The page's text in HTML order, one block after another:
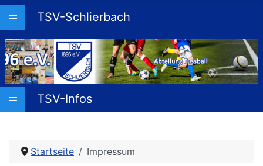
TSV-Schlierbach
≡
TSV-Infos
≡
Startseite Impressum